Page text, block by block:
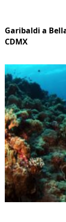
Garibaldi a
CDMX